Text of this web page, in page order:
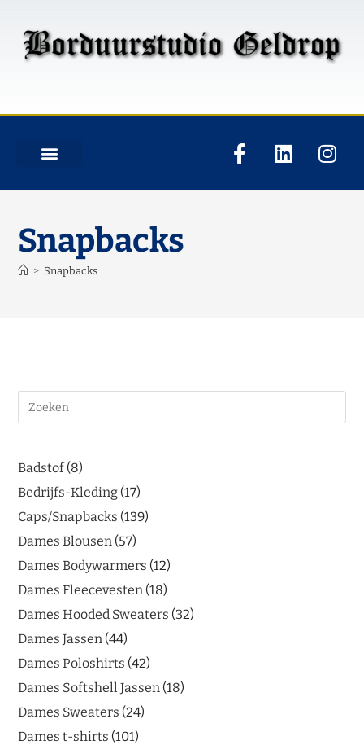
Snapbacks
> Snapbacks
Badstof 8
Bedrijfs-Kleding 17
Caps/Snapbacks 139
Dames Blousen 57
Dames Bodywarmers 12
Dames Fleecevesten 18
Dames Hooded Sweaters 32
Dames Jassen 44
Dames Poloshirts 42
Dames Softshell Jassen 18
Dames Sweaters 24
Dames t-shirts 101